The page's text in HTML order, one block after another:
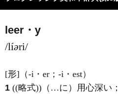
leer・y
/líəri/
[形] （-i・er；-i・est）
1 ((略式))（…に）用心深い